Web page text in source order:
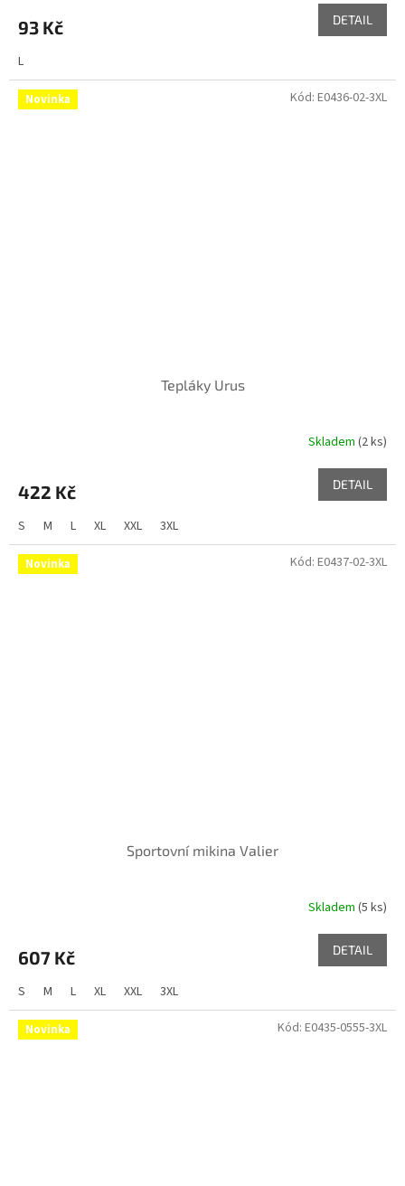
93 Kč DETAIL
L
Novinka
Tepláky Urus
Skladem (2 ks)
422 Kč DETAIL
S M L XL XXL 3XL
Kód: E0436-02-3XL
Novinka
Sportovní mikina Valier
Skladem (5 ks)
607 Kč DETAIL
S M L XL XXL 3XL
Kód: E0437-02-3XL
Novinka Kód: E0435-0555-3XL